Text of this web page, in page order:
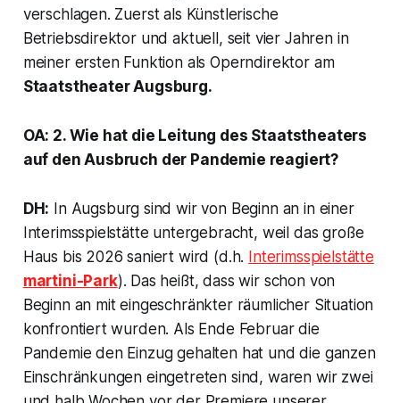
verschlagen. Zuerst als Künstlerische
Betriebsdirektor und aktuell, seit vier Jahren in
meiner ersten Funktion als Operndirektor am
Staatstheater Augsburg.
OA: 2. Wie hat die Leitung des Staatstheaters
auf den Ausbruch der Pandemie reagiert?
DH: In Augsburg sind wir von Beginn an in einer
Interimsspielstätte untergebracht, weil das große
Haus bis 2026 saniert wird (d.h. Interimsspielstätte
martini-Park). Das heißt, dass wir schon von
Beginn an mit eingeschränkter räumlicher Situation
konfrontiert wurden. Als Ende Februar die
Pandemie den Einzug gehalten hat und die ganzen
Einschränkungen eingetreten sind, waren wir zwei